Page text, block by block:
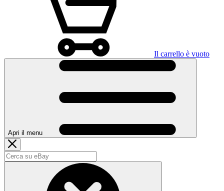
Il carrello è vuoto
Apri il menu